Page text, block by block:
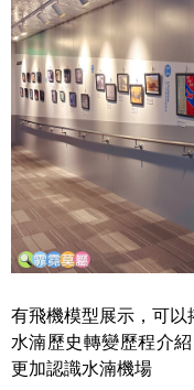
有飛機模型展示，可
水湳歷史轉變歷程介
更加認識水湳機場